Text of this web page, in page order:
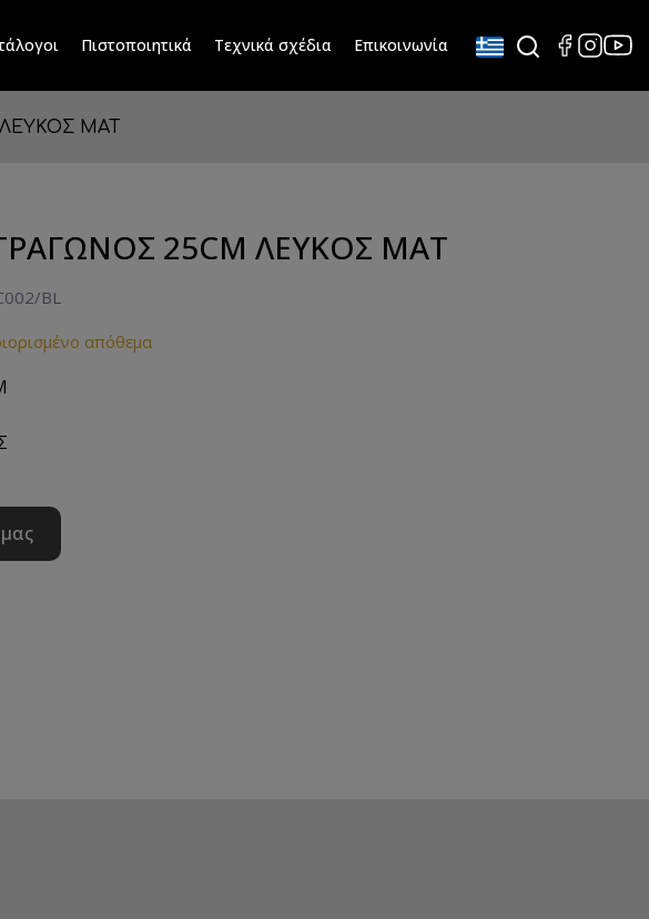
Πιστοποιητικά Τεχνικά σχέδια Επικοινωνία
ΜΑΤ
25CM ΛΕΥΚΟΣ ΜΑΤ
BL
απόθεμα